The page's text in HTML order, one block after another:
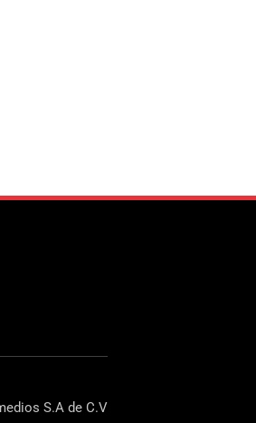
S.A de C.V